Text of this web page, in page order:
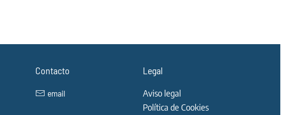
Contacto
email
Legal
Aviso legal
Política de Cookies